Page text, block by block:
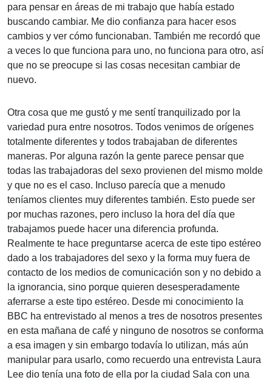
para pensar en áreas de mi trabajo que había estado
buscando cambiar. Me dio confianza para hacer esos
cambios y ver cómo funcionaban. También me recordó que
a veces lo que funciona para uno, no funciona para otro, así
que no se preocupe si las cosas necesitan cambiar de
nuevo.
Otra cosa que me gustó y me sentí tranquilizado por la
variedad pura entre nosotros. Todos venimos de orígenes
totalmente diferentes y todos trabajaban de diferentes
maneras. Por alguna razón la gente parece pensar que
todas las trabajadoras del sexo provienen del mismo molde
y que no es el caso. Incluso parecía que a menudo
teníamos clientes muy diferentes también. Esto puede ser
por muchas razones, pero incluso la hora del día que
trabajamos puede hacer una diferencia profunda.
Realmente te hace preguntarse acerca de este tipo estéreo
dado a los trabajadores del sexo y la forma muy fuera de
contacto de los medios de comunicación son y no debido a
la ignorancia, sino porque quieren desesperadamente
aferrarse a este tipo estéreo. Desde mi conocimiento la
BBC ha entrevistado al menos a tres de nosotros presentes
en esta mañana de café y ninguno de nosotros se conforma
a esa imagen y sin embargo todavía lo utilizan, más aún
manipular para usarlo, como recuerdo una entrevista Laura
Lee dio tenía una foto de ella por la ciudad Sala con una